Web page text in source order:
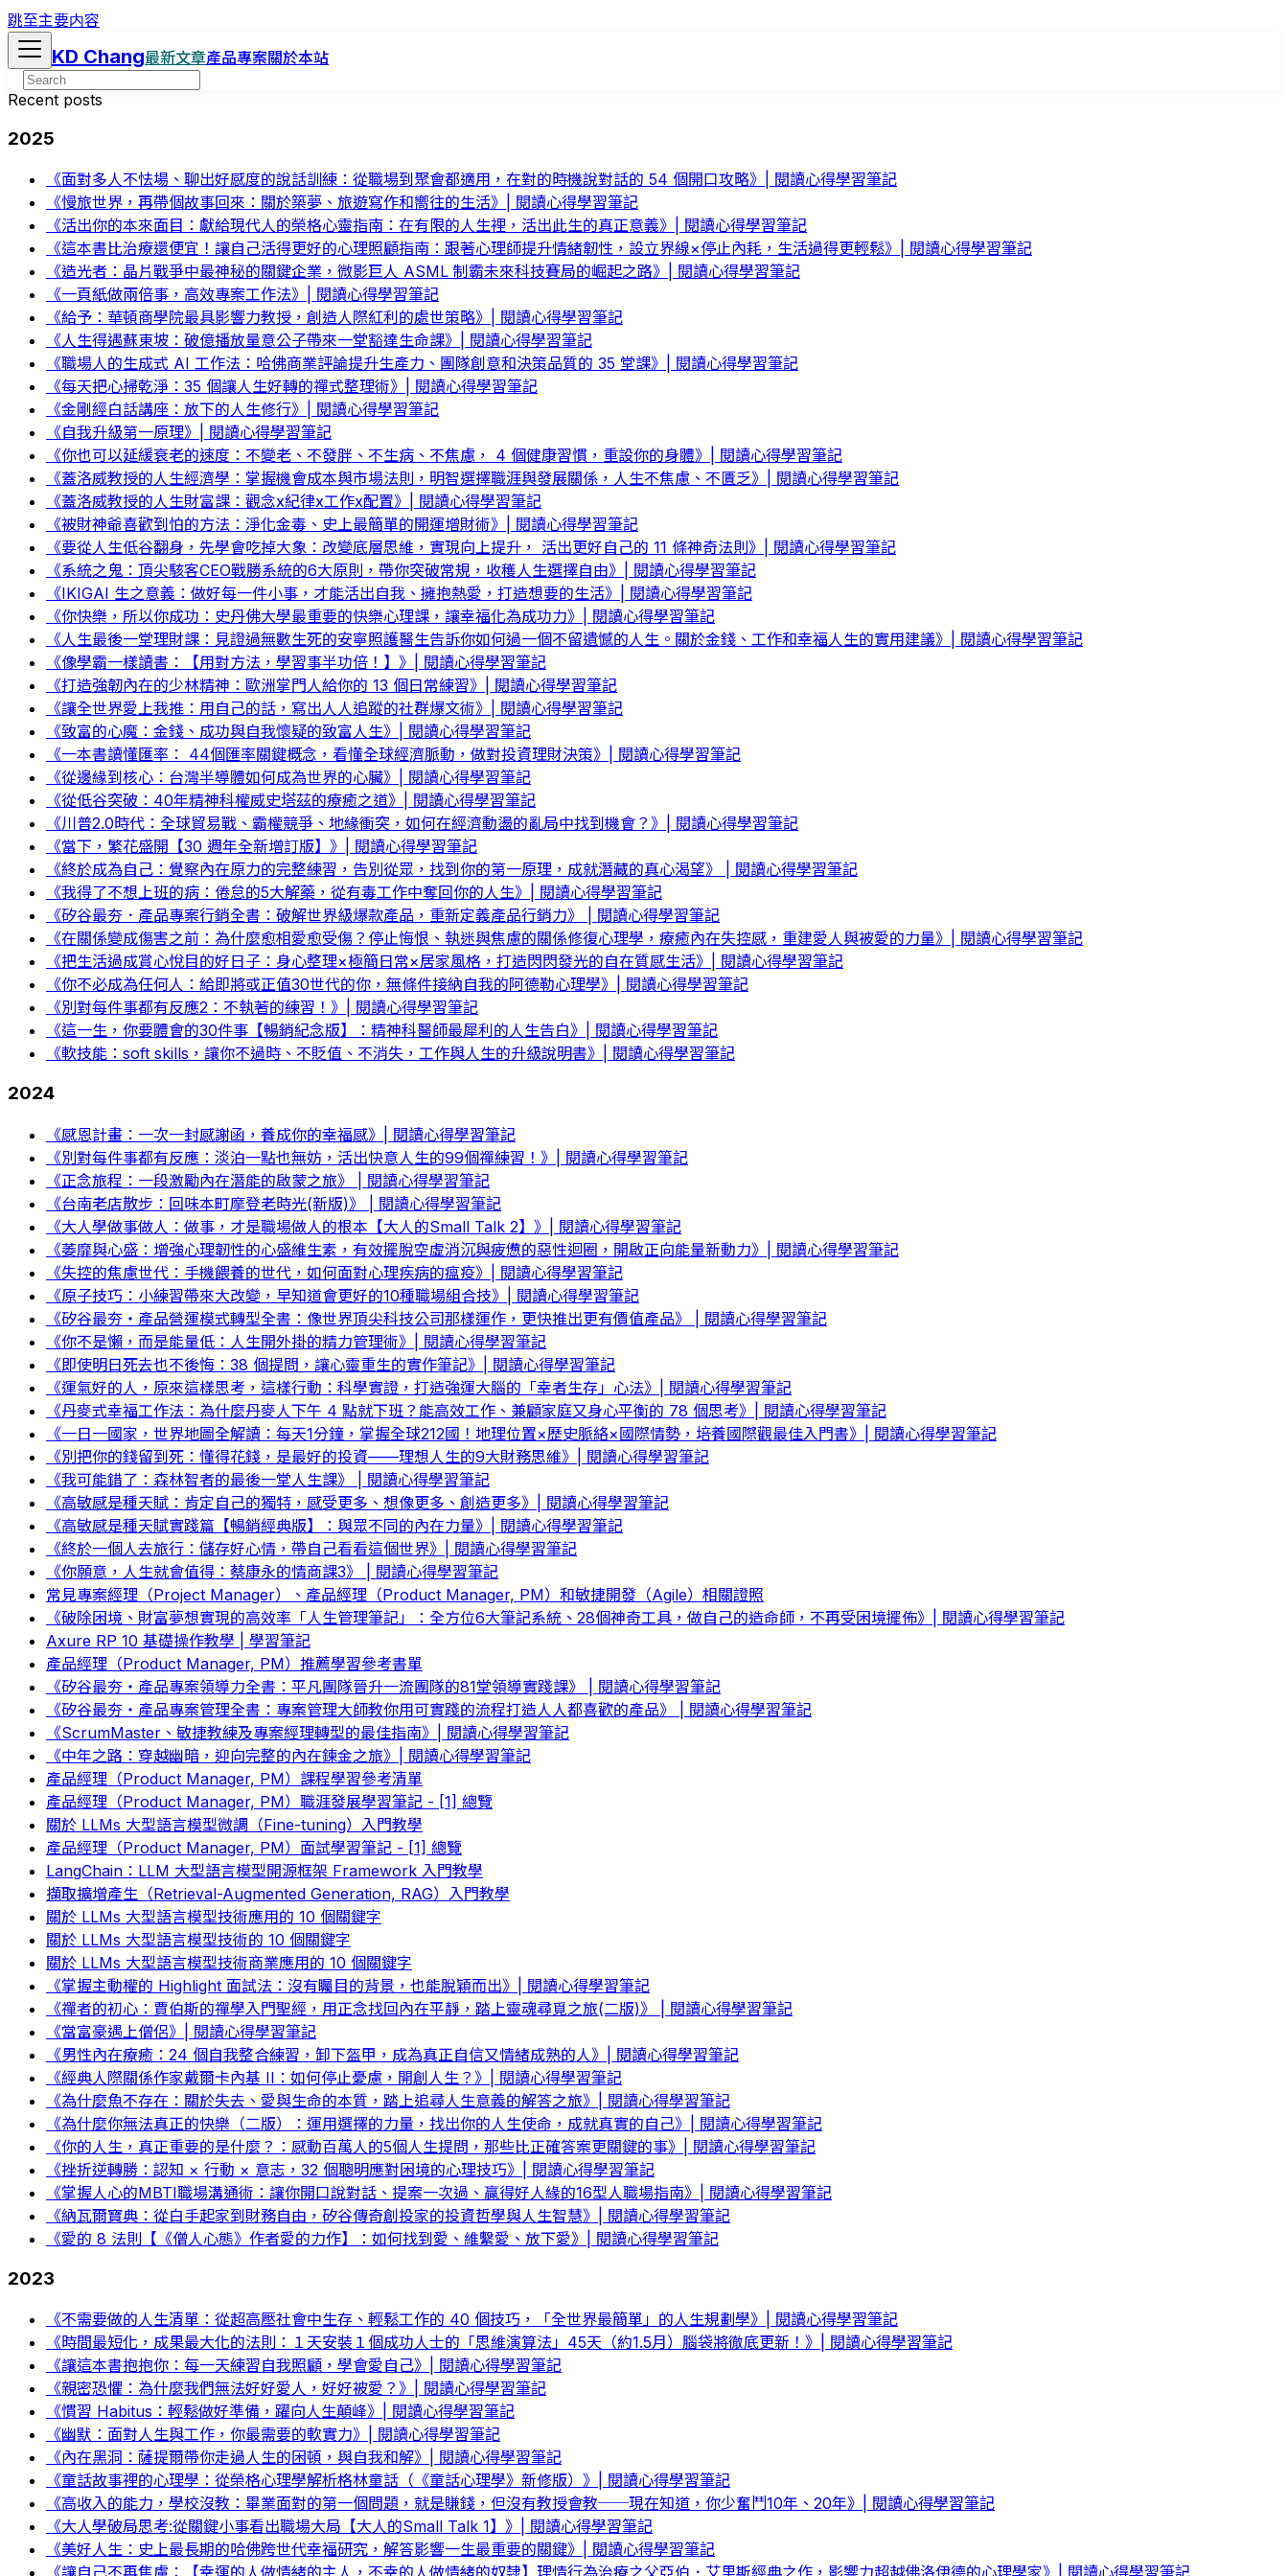
跳至主要内容
KD Chang最新文章產品專案關於本站
Recent posts
2025
《面對多人不怯場、聊出好感度的說話訓練：從職場到聚會都適用，在對的時機說對話的 54 個開口攻略》| 閱讀心得學習筆記
《慢旅世界，再帶個故事回來：關於築夢、旅遊寫作和嚮往的生活》| 閱讀心得學習筆記
《活出你的本來面目：獻給現代人的榮格心靈指南：在有限的人生裡，活出此生的真正意義》| 閱讀心得學習筆記
《這本書比治療還便宜！讓自己活得更好的心理照顧指南：跟著心理師提升情緒韌性，設立界線×停止內耗，生活過得更輕鬆》| 閱讀心得學習筆記
《造光者：晶片戰爭中最神秘的關鍵企業，微影巨人 ASML 制霸未來科技賽局的崛起之路》| 閱讀心得學習筆記
《一頁紙做兩倍事，高效專案工作法》| 閱讀心得學習筆記
《給予：華頓商學院最具影響力教授，創造人際紅利的處世策略》| 閱讀心得學習筆記
《人生得遇蘇東坡：破億播放量意公子帶來一堂豁達生命課》| 閱讀心得學習筆記
《職場人的生成式 AI 工作法：哈佛商業評論提升生產力、團隊創意和決策品質的 35 堂課》| 閱讀心得學習筆記
《每天把心掃乾淨：35 個讓人生好轉的禪式整理術》| 閱讀心得學習筆記
《金剛經白話講座：放下的人生修行》| 閱讀心得學習筆記
《自我升級第一原理》| 閱讀心得學習筆記
《你也可以延緩衰老的速度：不變老、不發胖、不生病、不焦慮， 4 個健康習慣，重設你的身體》| 閱讀心得學習筆記
《蓋洛威教授的人生經濟學：掌握機會成本與市場法則，明智選擇職涯與發展關係，人生不焦慮、不匱乏》| 閱讀心得學習筆記
《蓋洛威教授的人生財富課：觀念x紀律x工作x配置》| 閱讀心得學習筆記
《被財神爺喜歡到怕的方法：淨化金毒、史上最簡單的開運增財術》| 閱讀心得學習筆記
《要從人生低谷翻身，先學會吃掉大象：改變底層思維，實現向上提升， 活出更好自己的 11 條神奇法則》| 閱讀心得學習筆記
《系統之鬼：頂尖駭客CEO戰勝系統的6大原則，帶你突破常規，收穫人生選擇自由》| 閱讀心得學習筆記
《IKIGAI 生之意義：做好每一件小事，才能活出自我、擁抱熱愛，打造想要的生活》| 閱讀心得學習筆記
《你快樂，所以你成功：史丹佛大學最重要的快樂心理課，讓幸福化為成功力》| 閱讀心得學習筆記
《人生最後一堂理財課：見證過無數生死的安寧照護醫生告訴你如何過一個不留遺憾的人生。關於金錢、工作和幸福人生的實用建議》| 閱讀心得學習筆記
《像學霸一樣讀書：【用對方法，學習事半功倍！】》| 閱讀心得學習筆記
《打造強韌內在的少林精神：歐洲掌門人給你的 13 個日常練習》| 閱讀心得學習筆記
《讓全世界愛上我推：用自己的話，寫出人人追蹤的社群爆文術》| 閱讀心得學習筆記
《致富的心魔：金錢、成功與自我懷疑的致富人生》| 閱讀心得學習筆記
《一本書讀懂匯率： 44個匯率關鍵概念，看懂全球經濟脈動，做對投資理財決策》| 閱讀心得學習筆記
《從邊緣到核心：台灣半導體如何成為世界的心臟》| 閱讀心得學習筆記
《從低谷突破：40年精神科權威史塔茲的療癒之道》| 閱讀心得學習筆記
《川普2.0時代：全球貿易戰、霸權競爭、地緣衝突，如何在經濟動盪的亂局中找到機會？》| 閱讀心得學習筆記
《當下，繁花盛開【30 週年全新增訂版】》| 閱讀心得學習筆記
《終於成為自己：覺察內在原力的完整練習，告別從眾，找到你的第一原理，成就潛藏的真心渴望》 | 閱讀心得學習筆記
《我得了不想上班的病：倦怠的5大解藥，從有毒工作中奪回你的人生》| 閱讀心得學習筆記
《矽谷最夯．產品專案行銷全書：破解世界級爆款產品，重新定義產品行銷力》 | 閱讀心得學習筆記
《在關係變成傷害之前：為什麼愈相愛愈受傷？停止悔恨、執迷與焦慮的關係修復心理學，療癒內在失控感，重建愛人與被愛的力量》| 閱讀心得學習筆記
《把生活過成賞心悅目的好日子：身心整理×極簡日常×居家風格，打造閃閃發光的自在質感生活》| 閱讀心得學習筆記
《你不必成為任何人：給即將或正值30世代的你，無條件接納自我的阿德勒心理學》| 閱讀心得學習筆記
《別對每件事都有反應2：不執著的練習！》| 閱讀心得學習筆記
《這一生，你要體會的30件事【暢銷紀念版】：精神科醫師最犀利的人生告白》| 閱讀心得學習筆記
《軟技能：soft skills，讓你不過時、不貶值、不消失，工作與人生的升級說明書》| 閱讀心得學習筆記
2024
《感恩計畫：一次一封感謝函，養成你的幸福感》| 閱讀心得學習筆記
《別對每件事都有反應：淡泊一點也無妨，活出快意人生的99個禪練習！》| 閱讀心得學習筆記
《正念旅程：一段激勵內在潛能的啟蒙之旅》 | 閱讀心得學習筆記
《台南老店散步：回味本町摩登老時光(新版)》 | 閱讀心得學習筆記
《大人學做事做人：做事，才是職場做人的根本【大人的Small Talk 2】》| 閱讀心得學習筆記
《萎靡與心盛：增強心理韌性的心盛維生素，有效擺脫空虛消沉與疲憊的惡性迴圈，開啟正向能量新動力》| 閱讀心得學習筆記
《失控的焦慮世代：手機餵養的世代，如何面對心理疾病的瘟疫》| 閱讀心得學習筆記
《原子技巧：小練習帶來大改變，早知道會更好的10種職場組合技》| 閱讀心得學習筆記
《矽谷最夯‧產品營運模式轉型全書：像世界頂尖科技公司那樣運作，更快推出更有價值產品》 | 閱讀心得學習筆記
《你不是懶，而是能量低：人生開外掛的精力管理術》| 閱讀心得學習筆記
《即使明日死去也不後悔：38 個提問，讓心靈重生的實作筆記》| 閱讀心得學習筆記
《運氣好的人，原來這樣思考，這樣行動：科學實證，打造強運大腦的「幸者生存」心法》| 閱讀心得學習筆記
《丹麥式幸福工作法：為什麼丹麥人下午 4 點就下班？能高效工作、兼顧家庭又身心平衡的 78 個思考》| 閱讀心得學習筆記
《一日一國家，世界地圖全解讀：每天1分鐘，掌握全球212國！地理位置×歷史脈絡×國際情勢，培養國際觀最佳入門書》| 閱讀心得學習筆記
《別把你的錢留到死：懂得花錢，是最好的投資——理想人生的9大財務思維》| 閱讀心得學習筆記
《我可能錯了：森林智者的最後一堂人生課》 | 閱讀心得學習筆記
《高敏感是種天賦：肯定自己的獨特，感受更多、想像更多、創造更多》| 閱讀心得學習筆記
《高敏感是種天賦實踐篇【暢銷經典版】：與眾不同的內在力量》| 閱讀心得學習筆記
《終於一個人去旅行：儲存好心情，帶自己看看這個世界》| 閱讀心得學習筆記
《你願意，人生就會值得：蔡康永的情商課3》 | 閱讀心得學習筆記
常見專案經理（Project Manager）、產品經理（Product Manager, PM）和敏捷開發（Agile）相關證照
《破除困境、財富夢想實現的高效率「人生管理筆記」：全方位6大筆記系統、28個神奇工具，做自己的造命師，不再受困境擺佈》| 閱讀心得學習筆記
Axure RP 10 基礎操作教學 | 學習筆記
產品經理（Product Manager, PM）推薦學習參考書單
《矽谷最夯‧產品專案領導力全書：平凡團隊晉升一流團隊的81堂領導實踐課》 | 閱讀心得學習筆記
《矽谷最夯‧產品專案管理全書：專案管理大師教你用可實踐的流程打造人人都喜歡的產品》 | 閱讀心得學習筆記
《ScrumMaster、敏捷教練及專案經理轉型的最佳指南》| 閱讀心得學習筆記
《中年之路：穿越幽暗，迎向完整的內在鍊金之旅》| 閱讀心得學習筆記
產品經理（Product Manager, PM）課程學習參考清單
產品經理（Product Manager, PM）職涯發展學習筆記 - [1] 總覽
關於 LLMs 大型語言模型微調（Fine-tuning）入門教學
產品經理（Product Manager, PM）面試學習筆記 - [1] 總覽
LangChain：LLM 大型語言模型開源框架 Framework 入門教學
擷取擴增產生（Retrieval-Augmented Generation, RAG）入門教學
關於 LLMs 大型語言模型技術應用的 10 個關鍵字
關於 LLMs 大型語言模型技術的 10 個關鍵字
關於 LLMs 大型語言模型技術商業應用的 10 個關鍵字
《掌握主動權的 Highlight 面試法：沒有矚目的背景，也能脫穎而出》| 閱讀心得學習筆記
《禪者的初心：賈伯斯的禪學入門聖經，用正念找回內在平靜，踏上靈魂尋覓之旅(二版)》 | 閱讀心得學習筆記
《當富豪遇上僧侶》| 閱讀心得學習筆記
《男性內在療癒：24 個自我整合練習，卸下盔甲，成為真正自信又情緒成熟的人》| 閱讀心得學習筆記
《經典人際關係作家戴爾卡內基 II：如何停止憂慮，開創人生？》| 閱讀心得學習筆記
《為什麼魚不存在：關於失去、愛與生命的本質，踏上追尋人生意義的解答之旅》| 閱讀心得學習筆記
《為什麼你無法真正的快樂（二版）：運用選擇的力量，找出你的人生使命，成就真實的自己》| 閱讀心得學習筆記
《你的人生，真正重要的是什麼？：感動百萬人的5個人生提問，那些比正確答案更關鍵的事》| 閱讀心得學習筆記
《挫折逆轉勝：認知 × 行動 × 意志，32 個聰明應對困境的心理技巧》| 閱讀心得學習筆記
《掌握人心的MBTI職場溝通術：讓你開口說對話、提案一次過、贏得好人緣的16型人職場指南》| 閱讀心得學習筆記
《納瓦爾寶典：從白手起家到財務自由，矽谷傳奇創投家的投資哲學與人生智慧》| 閱讀心得學習筆記
《愛的 8 法則【《僧人心態》作者愛的力作】：如何找到愛、維繫愛、放下愛》| 閱讀心得學習筆記
2023
《不需要做的人生清單：從超高壓社會中生存、輕鬆工作的 40 個技巧，「全世界最簡單」的人生規劃學》| 閱讀心得學習筆記
《時間最短化，成果最大化的法則：１天安裝１個成功人士的「思維演算法」45天（約1.5月）腦袋將徹底更新！》| 閱讀心得學習筆記
《讓這本書抱抱你：每一天練習自我照顧，學會愛自己》| 閱讀心得學習筆記
《親密恐懼：為什麼我們無法好好愛人，好好被愛？》| 閱讀心得學習筆記
《慣習 Habitus：輕鬆做好準備，躍向人生顛峰》| 閱讀心得學習筆記
《幽默：面對人生與工作，你最需要的軟實力》| 閱讀心得學習筆記
《內在黑洞：薩提爾帶你走過人生的困頓，與自我和解》| 閱讀心得學習筆記
《童話故事裡的心理學：從榮格心理學解析格林童話（《童話心理學》新修版）》| 閱讀心得學習筆記
《高收入的能力，學校沒教：畢業面對的第一個問題，就是賺錢，但沒有教授會教──現在知道，你少奮鬥10年、20年》| 閱讀心得學習筆記
《大人學破局思考:從關鍵小事看出職場大局【大人的Small Talk 1】》| 閱讀心得學習筆記
《美好人生：史上最長期的哈佛跨世代幸福研究，解答影響一生最重要的關鍵》| 閱讀心得學習筆記